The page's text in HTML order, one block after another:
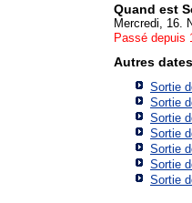
Quand est
Mercredi, 16.
Passé depuis
Autres
Sortie
Sortie
Sortie
Sortie
Sortie
Sortie
Sortie